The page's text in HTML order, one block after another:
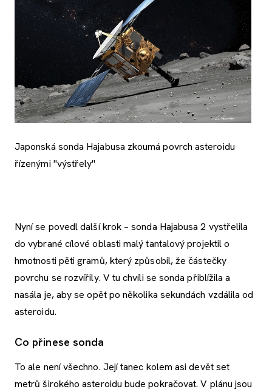
Japonská sonda Hajabusa zkoumá povrch asteroidu
řízenými "výstřely"
Nyní se povedl další krok – sonda Hajabusa 2 vystřelila
do vybrané cílové oblasti malý tantalový projektil o
hmotnosti pěti gramů, který způsobil, že částečky
povrchu se rozvířily. V tu chvíli se sonda přiblížila a
nasála je, aby se opět po několika sekundách vzdálila od
asteroidu.
Co přinese sonda
To ale není všechno. Její tanec kolem asi devět set
metrů širokého asteroidu bude pokračovat. V plánu jsou